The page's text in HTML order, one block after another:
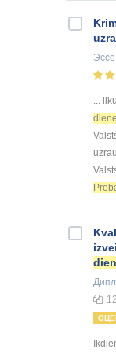
Эссе
...